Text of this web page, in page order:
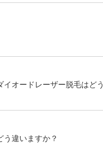
オードレーザー脱毛はど
う違いますか？